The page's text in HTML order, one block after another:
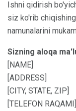
Ishni qidirish
siz ko'rib
namunalarini
Sizning aloqa
[NAME]
[ADDRESS]
[CITY, STATE, ZIP]
[TELEFON RAQAMI]